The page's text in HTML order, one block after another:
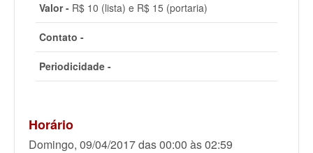
Valor - R$ 10 (lista) e R$ 15 (portaria)
Contato -
Periodicidade -
Horário
Domingo, 09/04/2017 das 00:00 às 02:59